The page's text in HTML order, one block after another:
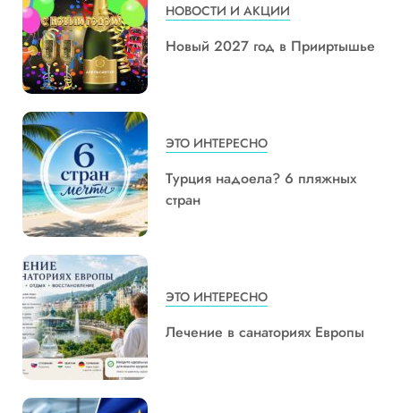
НОВОСТИ И АКЦИИ
Новый 2027 год в Прииртышье
ЭТО ИНТЕРЕСНО
Турция надоела? 6 пляжных
стран
ЭТО ИНТЕРЕСНО
Лечение в санаториях Европы